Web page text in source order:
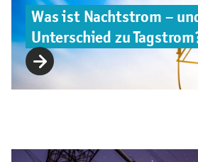
Was ist Nachtstrom –
Unterschied zu